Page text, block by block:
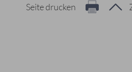
Seite drucken